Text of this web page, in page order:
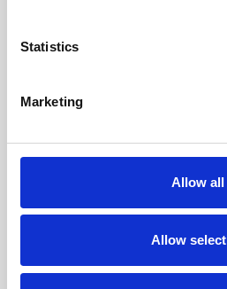
Statistics
Marketing
Allow all
Allow
Każda pojedyncza
użyciu